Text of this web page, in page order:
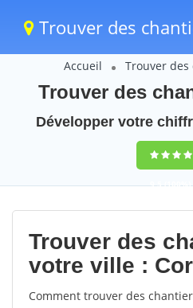
Trouver des
Accueil Trouver
Trouver des
Développer votre
9,5(100%)
votes
Trouver des
votre ville :
Comment trouver des